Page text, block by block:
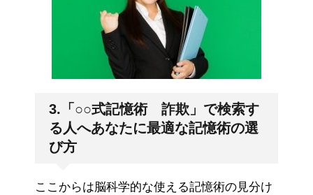
3.「○○式記憶術 詐欺」で検索す
る人へあなたに最適な記憶術の選
び方
ここからは脳科学的な使える記憶術の見分け